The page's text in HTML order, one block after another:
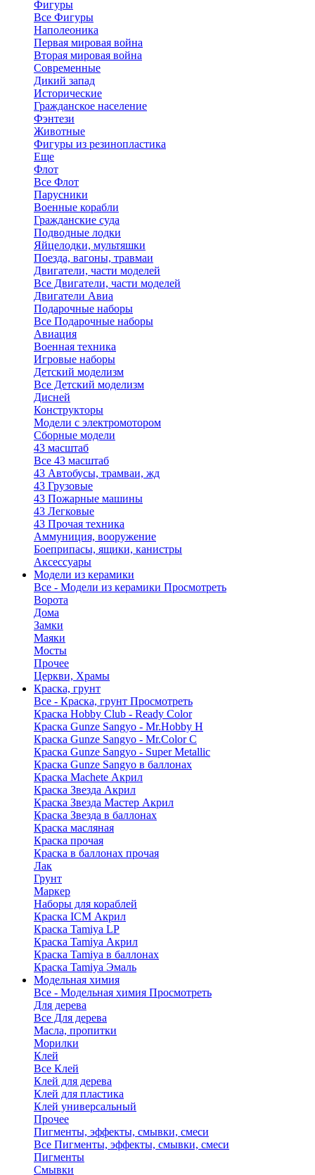
Фигуры
Все Фигуры
Наполеоника
Первая мировая война
Вторая мировая война
Современные
Дикий запад
Исторические
Гражданское население
Фэнтези
Животные
Фигуры из резинопластика
Еще
Флот
Все Флот
Парусники
Военные корабли
Гражданские суда
Подводные лодки
Яйцелодки, мультяшки
Поезда, вагоны, травмаи
Двигатели, части моделей
Все Двигатели, части моделей
Двигатели Авиа
Подарочные наборы
Все Подарочные наборы
Авиация
Военная техника
Игровые наборы
Детский моделизм
Все Детский моделизм
Дисней
Конструкторы
Модели с электромотором
Сборные модели
43 масштаб
Все 43 масштаб
43 Автобусы, трамваи, жд
43 Грузовые
43 Пожарные машины
43 Легковые
43 Прочая техника
Аммуниция, вооружение
Боеприпасы, ящики, канистры
Аксессуары
Модели из керамики
Все - Модели из керамики Просмотреть
Ворота
Дома
Замки
Маяки
Мосты
Прочее
Церкви, Храмы
Краска, грунт
Все - Краска, грунт Просмотреть
Краска Hobby Club - Ready Color
Краска Gunze Sangyo - Mr.Hobby H
Краска Gunze Sangyo - Mr.Color C
Краска Gunze Sangyo - Super Metallic
Краска Gunze Sangyo в баллонах
Краска Machete Акрил
Краска Звезда Акрил
Краска Звезда Мастер Акрил
Краска Звезда в баллонах
Краска масляная
Краска прочая
Краска в баллонах прочая
Лак
Грунт
Маркер
Наборы для кораблей
Краска ICM Акрил
Краска Tamiya LP
Краска Tamiya Акрил
Краска Tamiya в баллонах
Краска Tamiya Эмаль
Модельная химия
Все - Модельная химия Просмотреть
Для дерева
Все Для дерева
Масла, пропитки
Морилки
Клей
Все Клей
Клей для дерева
Клей для пластика
Клей универсальный
Прочее
Пигменты, эффекты, смывки, смеси
Все Пигменты, эффекты, смывки, смеси
Пигменты
Смывки